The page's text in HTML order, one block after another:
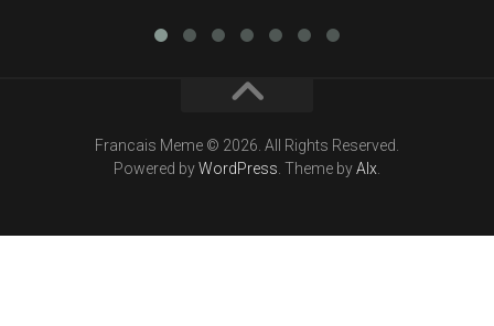
Francais Meme © 2026. All Rights Reserved.
Powered byWordPress . Theme byAlx